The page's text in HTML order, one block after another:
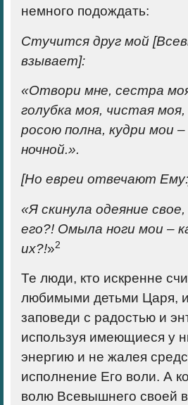
немного подождать:
Стучится друг мой
взывает]:
«Отвори мне, сестра
голубка моя, чистая
росою полна, кудри мои
ночной.».
[Но евреи отвечают
«Я скинула одеяние
его?! Омыла ноги мои –
их?!»2
Те люди, кто искренне
любимыми детьми Царя,
заповеди с радостью и
используя имеющиеся у
энергию и не жалея
исполнение Его воли. А
волю Всевышнего своей